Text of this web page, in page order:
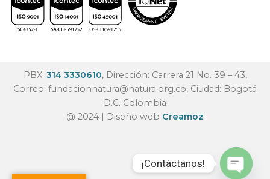
PBX: 314 3330610, Dirección: Carrera 21 No. 39 – 43,
Correo: fundacionnatura@natura.org.co, Ciudad: Bogotá
D.C. Colombia
@ 2024 | Diseño web Creamoz
¡Contáctanos!